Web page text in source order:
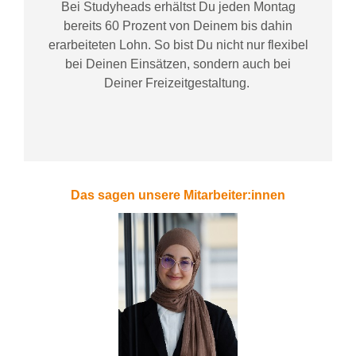
Bei Studyheadserhältst Du jeden Montag
bereits 60 Prozent von Deinem bis dahin
erarbeiteten Lohn. So bist Du nicht nur flexibel
bei Deinen Einsätzen, sondern auch bei
DeinerFreizeitgestaltung.
Das sagen unsere Mitarbeiter:innen